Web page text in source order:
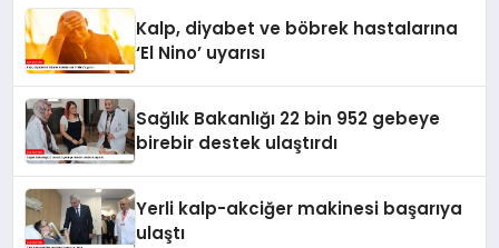
Kalp, diyabet ve böbrek hastalarına
‘El Nino’ uyarısı
Sağlık Bakanlığı 22 bin 952 gebeye
birebir destek ulaştırdı
Yerli kalp-akciğer makinesi başarıya
ulaştı